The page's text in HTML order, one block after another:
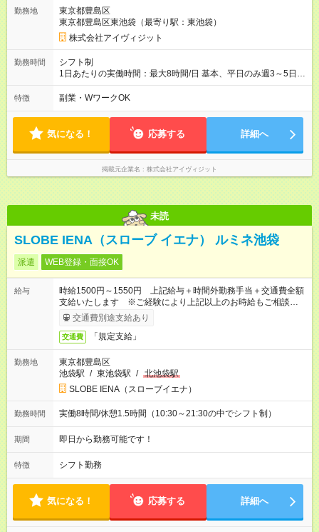
勤務地
東京都豊島区
東京都豊島区東池袋（最寄り駅：東池袋）
株式会社アイヴィジット
勤務時間
シフト制
1日あたりの実働時間：最大8時間/日 基本、平日のみ週3～5日
完全週休二日制 勤務時間：8:30～18:15のうち4～8時間のシフ
ト制 ※3カ月からの短期勤務の希望や勤務時間の相談OK。ご希
あるため、土日祝日勤務希望の方はご相談ください。
特徴 副業・WワークOK
気になる！ 応募する 詳細へ
掲載元企業名 株式会社アイヴィジット
未読
SLOBE IENA（スローブ イエナ） ルミネ池袋
派遣 WEB登録・面接OK
給与
時給1500円～1550円 上記給与＋時間外勤務手当＋交通費全額
支給いたします ※ご経験により上記以上のお時給もご相談させ
ていただきます ※時間外手当はお時給の1.25倍です！
交通費別途支給あり
交通費 「規定支給」
勤務地
東京都豊島区
池袋駅 / 東池袋駅 / 北池袋駅
SLOBE IENA（スローブイエナ）
勤務時間 実働8時間/休憩1.5時間（10:30～21:30の中でシフト制）
期間 即日から勤務可能です！
特徴 シフト勤務
気になる！ 応募する 詳細へ